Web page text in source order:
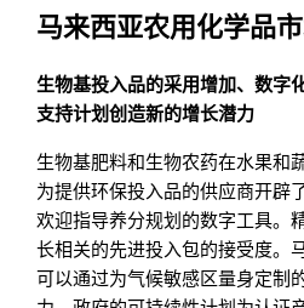
马来西亚农用化学品
生物基投入品的采用增加、数字
支持计划创造新的增长潜力
生物基肥料和生物农药在水果和
为提供环保投入品的供应商开辟
欢迎指导养分规划的数字工具。
长相关的先进投入包的接受度。
可以通过为气候敏感区量身定制